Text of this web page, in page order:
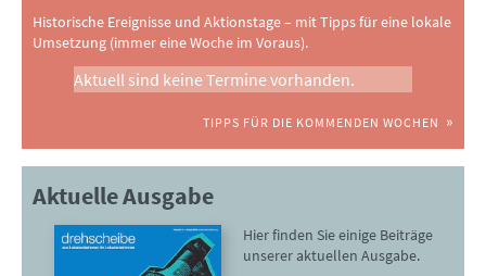
Historische Ereignisse und Aktionstage – mit Tipps für eine lokale
Umsetzung (immer eine Woche im Voraus).
Aktuell sind keine Termine vorhanden.
TIPPS FÜR DIE KOMMENDEN WOCHEN
Aktuelle Ausgabe
Hier finden Sie einige Beiträge
unserer aktuellen Ausgabe.